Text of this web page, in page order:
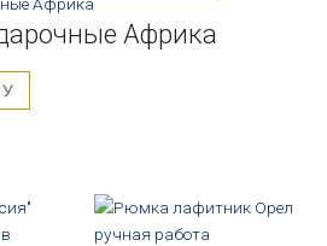
Африка